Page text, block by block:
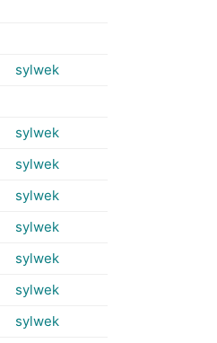
sylwek
sylwek
sylwek
sylwek
sylwek
sylwek
sylwek
sylwek